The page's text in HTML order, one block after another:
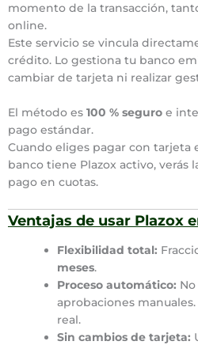
momento de la transacción,
online.
Este servicio se vincula
crédito. Lo gestiona tu banco
cambiar de tarjeta ni realizar
El método es 100 % seguro e
pago estándar.
Cuando eliges pagar con tarjeta
banco tiene Plazox activo, verás
pago en cuotas.
Ventajas de usar Plazox
Flexibilidad total:
meses.
Proceso automático:
aprobaciones
real.
Sin cambios de tarjeta: